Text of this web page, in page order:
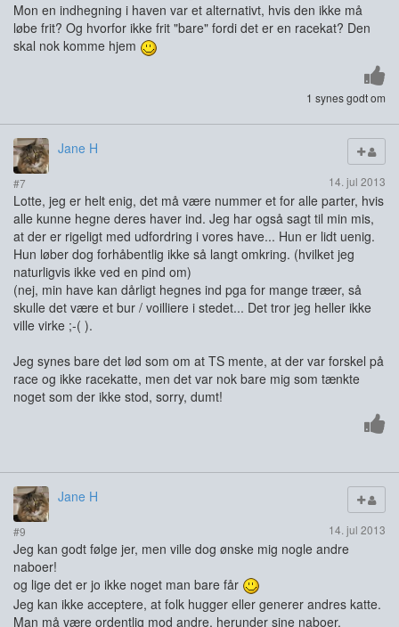
Mon en indhegning i haven var et alternativt, hvis den ikke må
løbe frit? Og hvorfor ikke frit "bare" fordi det er en racekat? Den
skal nok komme hjem
1 synes godt om
Jane H
#7 14. jul 2013
Lotte, jeg er helt enig, det må være nummer et for alle parter, hvis
alle kunne hegne deres haver ind. Jeg har også sagt til min mis,
at der er rigeligt med udfordring i vores have... Hun er lidt uenig.
Hun løber dog forhåbentlig ikke så langt omkring. (hvilket jeg
naturligvis ikke ved en pind om)
(nej, min have kan dårligt hegnes ind pga for mange træer, så
skulle det være et bur / voilliere i stedet... Det tror jeg heller ikke
ville virke ;-( ).
Jeg synes bare det lød som om at TS mente, at der var forskel på
race og ikke racekatte, men det var nok bare mig som tænkte
noget som der ikke stod, sorry, dumt!
Jane H
#9 14. jul 2013
Jeg kan godt følge jer, men ville dog ønske mig nogle andre
naboer!
og lige det er jo ikke noget man bare får
Jeg kan ikke acceptere, at folk hugger eller generer andres katte.
Man må være ordentlig mod andre, herunder sine naboer.